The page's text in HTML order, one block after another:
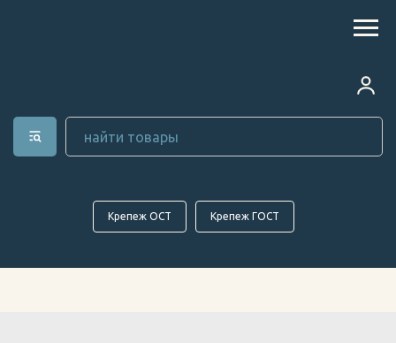
Крепеж ОСТ Крепеж ГОСТ